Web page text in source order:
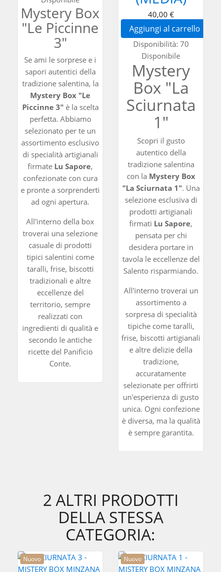
Mystery Box
"Le Piccinne
3"
Se ami le sorprese e i
sapori autentici della
tradizione salentina, la
Mystery Box "Le
Piccinne 3" è la scelta
perfetta. Abbiamo
selezionato per te un
assortimento esclusivo
di specialità artigianali
firmate Lu Sapore,
confezionate con cura
e pronte a sorprenderti
ad ogni apertura.
All'interno della box
troverai una selezione
casuale di prodotti
tipici salentini come
taralli, frise, biscotti
tradizionali e altre
eccellenze del
territorio, sempre
realizzati con
ingredienti di qualità e
secondo le antiche
ricette del Panificio
Conte.
40,00 €
Aggiungi al carrello
Disponibilità: 70
Disponibile
Mystery
Box "La
Sciurnata
1"
Scopri il gusto
autentico della
tradizione salentina
con la Mystery Box
"La Sciurnata 1". Una
selezione esclusiva di
prodotti artigianali
firmati Lu Sapore,
pensata per chi
desidera portare in
tavola le eccellenze del
Salento risparmiando.
All'interno troverai un
assortimento a
sorpresa di specialità
tipiche come taralli,
frise, biscotti artigianali
e altre delizie della
tradizione,
accuratamente
selezionate per offrirti
un'esperienza di gusto
unica. Ogni confezione
è diversa, ma la qualità
è sempre garantita.
2 ALTRI PRODOTTI
DELLA STESSA
CATEGORIA:
Nuovo Nuovo